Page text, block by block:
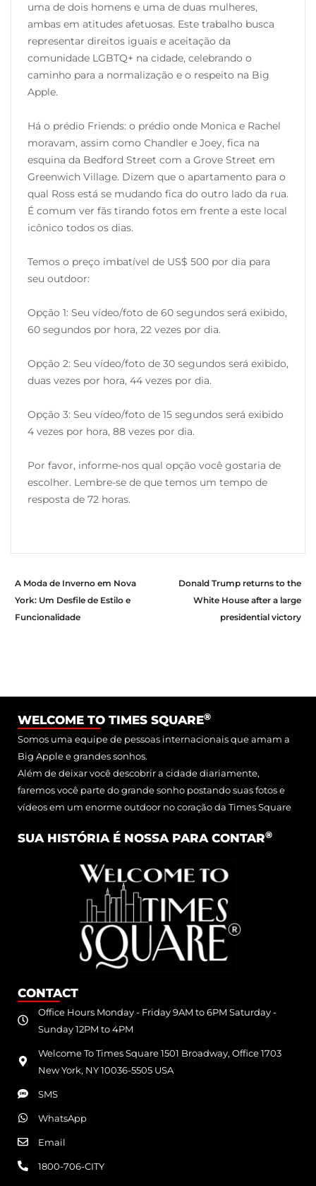
uma de dois homens e uma de duas mulheres,
ambas em atitudes afetuosas. Este trabalho busca
representar direitos iguais e aceitação da
comunidade LGBTQ+ na cidade, celebrando o
caminho para a normalização e o respeito na Big
Apple.
Há o prédio Friends: o prédio onde Monica e Rachel
moravam, assim como Chandler e Joey, fica na
esquina da Bedford Street com a Grove Street em
Greenwich Village. Dizem que o apartamento para o
qual Ross está se mudando fica do outro lado da rua.
É comum ver fãs tirando fotos em frente a este local
icônico todos os dias.
Temos o preço imbatível de US$ 500 por dia para
seu outdoor:
Opção 1: Seu vídeo/foto de 60 segundos será exibido,
60 segundos por hora, 22 vezes por dia.
Opção 2: Seu vídeo/foto de 30 segundos será exibido,
duas vezes por hora, 44 vezes por dia.
Opção 3: Seu vídeo/foto de 15 segundos será exibido
4 vezes por hora, 88 vezes por dia.
Por favor, informe-nos qual opção você gostaria de
escolher. Lembre-se de que temos um tempo de
resposta de 72 horas.
A Moda de Inverno em Nova
York: Um Desfile de Estilo e
Funcionalidade
Donald Trump returns to the
White House after a large
presidential victory
WELCOME TO TIMES SQUARE®
Somos uma equipe de pessoas internacionais que amam a
Big Apple e grandes sonhos.
Além de deixar você descobrir a cidade diariamente,
faremos você parte do grande sonho postando suas fotos e
vídeos em um enorme outdoor no coração da Times Square
SUA HISTÓRIA É NOSSA PARA CONTAR®
CONTACT
Office Hours Monday - Friday 9AM to 6PM Saturday -
Sunday 12PM to 4PM
Welcome To Times Square 1501 Broadway, Office 1703
New York, NY 10036-5505 USA
SMS
WhatsApp
Email
1800-706-CITY